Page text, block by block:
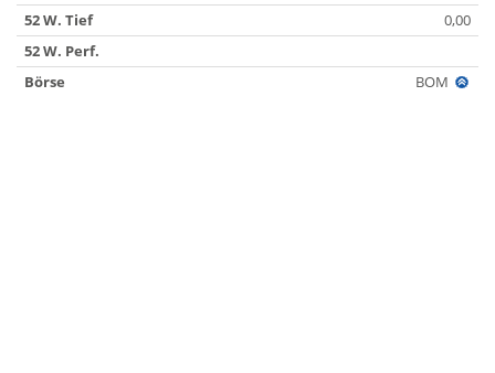
52 W. Tief
0,00
52 W. Perf.
Börse
BOM